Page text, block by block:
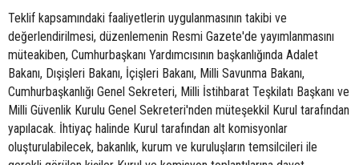
Teklif kapsamındaki faaliyetlerin uygulanmasının takibi ve
değerlendirilmesi, düzenlemenin Resmi Gazete'de yayımlanmasını
müteakiben, Cumhurbaşkanı Yardımcısının başkanlığında Adalet
Bakanı, Dışişleri Bakanı, İçişleri Bakanı, Milli Savunma Bakanı,
Cumhurbaşkanlığı Genel Sekreteri, Milli İstihbarat Teşkilatı Başkanı ve
Milli Güvenlik Kurulu Genel Sekreteri'nden müteşekkil Kurul tarafından
yapılacak. İhtiyaç halinde Kurul tarafından alt komisyonlar
oluşturulabilecek, bakanlık, kurum ve kuruluşların temsilcileri ile